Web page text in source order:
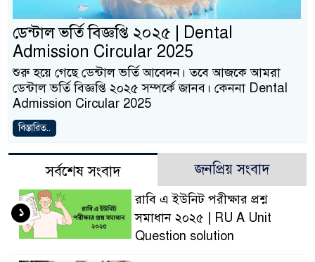
ডেন্টাল ভর্তি বিজ্ঞপ্তি ২০২৫ | Dental
Admission Circular 2025
শুরু হয়ে গেছে ডেন্টাল ভর্তি আবেদন। তবে আজকে আমরা
ডেন্টাল ভর্তি বিজ্ঞপ্তি ২০২৫ সম্পর্কে জানব। কেননা Dental
Admission Circular 2025
বিস্তারিত..
সর্বশেষ সংবাদ জনপ্রিয় সংবাদ
রাবি এ ইউনিট পরীক্ষার প্রশ্ন
সমাধান ২০২৫ | RU A Unit
Question solution
১